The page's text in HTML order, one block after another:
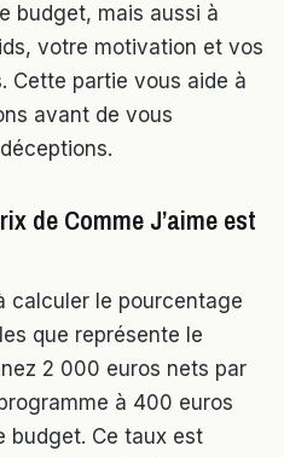
budget, mais aussi à
votre motivation et vos
Cette partie vous aide à
avant de vous
de Comme J’aime est
calculer le pourcentage
que représente le
2 000 euros nets par
à 400 euros
budget. Ce taux est